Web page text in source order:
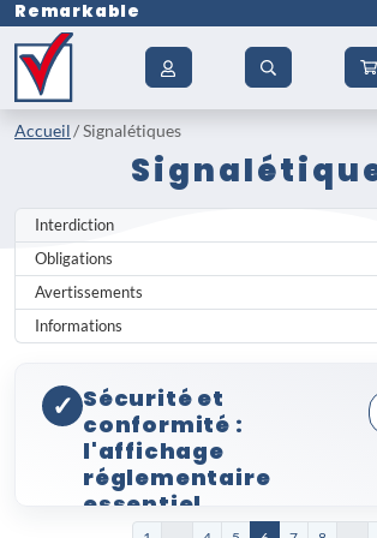
Remarkable
Accueil Signalétiques
Interdiction
Obligations
Avertissements
Informations
✓ Sécurité et
conformité :
l'affichage
réglementaire
essentiel